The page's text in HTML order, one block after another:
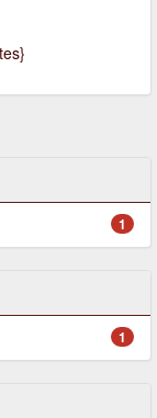
1
1